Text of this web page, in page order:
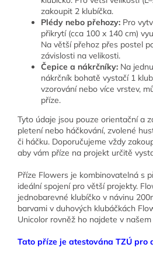
zakoupit 2 klubíčka.
Plédy nebo přehozy: Pro
přikrytí (cca 100 x 140 cm)
Na větší přehoz přes postel
závislosti na velikosti.
Čepice a nákrčníky: Na
nákrčník bohatě vystačí 1
vzorování nebo více vrstev,
příze.
Tyto údaje jsou pouze orientační a
pletení nebo háčkování, zvolené
či háčku. Doporučujeme vždy
aby vám příze na projekt určitě
Příze Flowers je kombinovatelná s
ideální spojení pro větší projekty.
jednobarevné klubíčko v návinu
barvami v duhových klubáčkách
Unicolor rovněž ho najdete v
Tato příze je atestována TZÚ pro